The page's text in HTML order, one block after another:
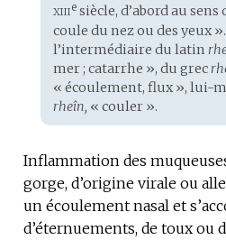
Étymologie
:
xiiiesiècle, d’abord au
coule du nez ou des yeux
l’intermédiaire du latin
mer ; catarrhe », du grec
« écoulement, flux », lui-
rheîn, « couler ».
Inflammation des
gorge, d’origine virale ou
un écoulement nasal et
d’éternuements, de toux ou